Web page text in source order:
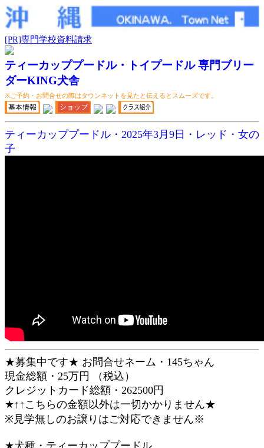
[PR]専門学校資料請求
ティーカッププードル・トイプードル 専門ブリー
ダーKING犬舎
※ご予約・お問合せの際はタウンネットを見たと伝えるとスムーズです。
ティーカッププードル・2025年3月9日・レッド・女の
子
★募集中です★ お問合せネーム・145ちゃん
現金総額・25万円 （税込）
クレジットカード総額・262500円
★↑↑こちらの金額以外は一切かかりません★
※見学無しのお譲りはご対応できません※